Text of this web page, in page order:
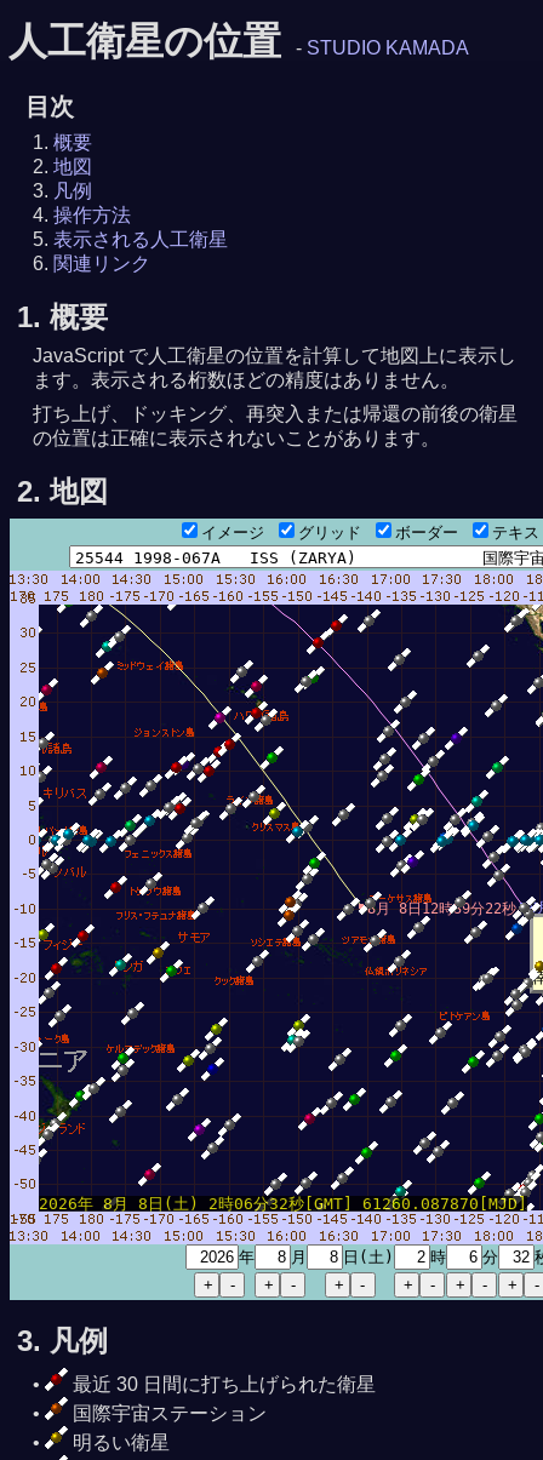
人工衛星の位置 - STUDIO KAMADA
目次
概要
地図
凡例
操作方法
表示される人工衛星
関連リンク
1. 概要
JavaScript で人工衛星の位置を計算して地図上に表示し
ます。表示される桁数ほどの精度はありません。
打ち上げ、ドッキング、再突入または帰還の前後の衛星
の位置は正確に表示されないことがあります。
2. 地図
イメージ グリッド ボーダー テキ
8月 8日10時43分12秒
8
8月 8日12時39分22秒
2026年 8月 8日(土) 2時06分32秒[GMT] 61260.087870[MJD]
年 月 日(土) 時 分
3. 凡例
最近 30 日間に打ち上げられた衛星
国際宇宙ステーション
明るい衛星